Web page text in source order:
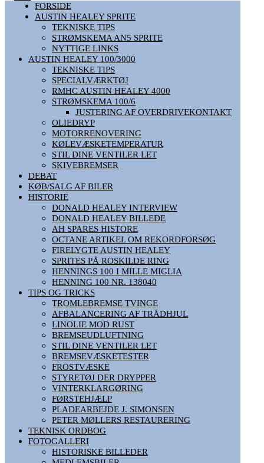
FORSIDE
AUSTIN HEALEY SPRITE
TEKNISKE TIPS
STRØMSKEMA AN5 SPRITE
NYTTIGE LINKS
AUSTIN HEALEY 100/3000
TEKNISKE TIPS
SPECIALVÆRKTØJ
RMHC AUSTIN HEALEY 4000
STRØMSKEMA 100/6
JUSTERING AF OVERDRIVEKONTAKT
OLIEDRYP
MOTORRENOVERING
KØLEVÆSKETEMPERATUR
STIL DINE VENTILER LET
SKIVEBREMSER
DEBAT
KØB/SALG AF BILER
HISTORIE
DONALD HEALEY INTERVIEW
DONALD HEALEY BILLEDE
AH SPARES HISTORE
OCTANE ARTIKEL OM REKORDFORSØG
FIRELYGTE AUSTIN HEALEY
SPRITES PÅ ROSKILDE RING
HENNINGS 100 I MILLE MIGLIA
HENNING 100 NR. 138040
TIPS OG TRICKS
TROMLEBREMSE TVINGE
AFBALANCERING AF TRÅDHJUL
LINOLIE MOD RUST
BREMSEUDLUFTNING
STIL DINE VENTILER LET
BREMSEVÆSKETESTER
FROSTVÆSKE
STYRETØJ DER DRYPPER
VINTERKLARGØRING
FØRSTEHJÆLP
PLADEARBEJDE J. SIMONSEN
PETER MØLLERS RESTAURERING
TEKNISK ORDBOG
FOTOGALLERI
HISTORISKE BILLEDER